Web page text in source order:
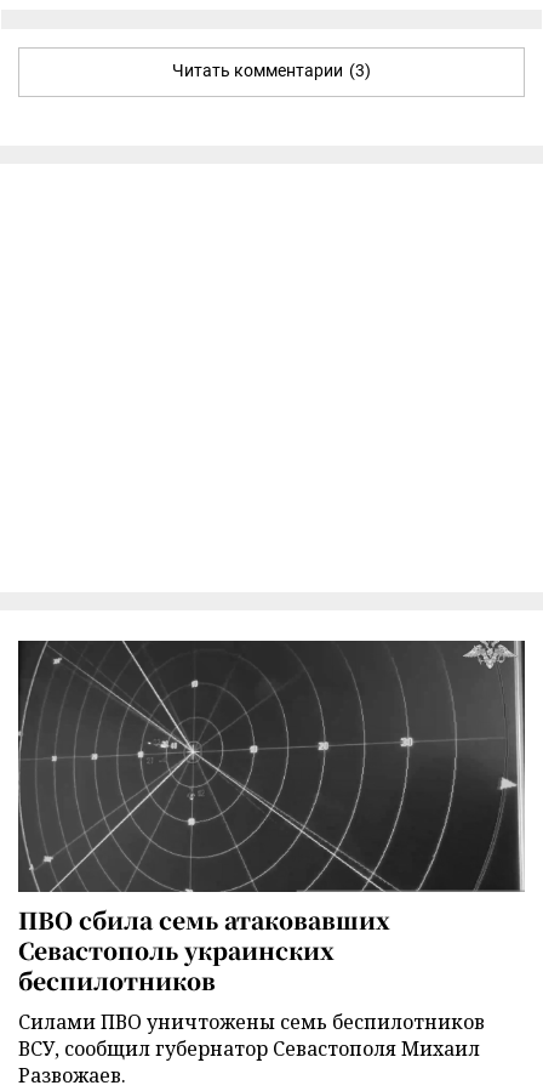
Читать комментарии (3)
ПВО сбила семь атаковавших
Севастополь украинских
беспилотников
Силами ПВО уничтожены семь беспилотников
ВСУ, сообщил губернатор Севастополя Михаил
Развожаев.